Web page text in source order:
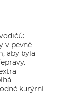
v pevné
aby byla
kurýrní